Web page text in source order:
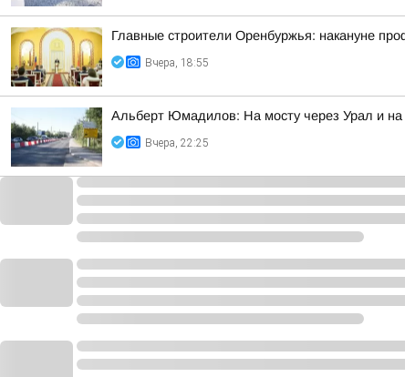
Главные строители Оренбуржья: накануне
Вчера, 18:55
Альберт Юмадилов: На мосту через Урал и на
Вчера, 22:25